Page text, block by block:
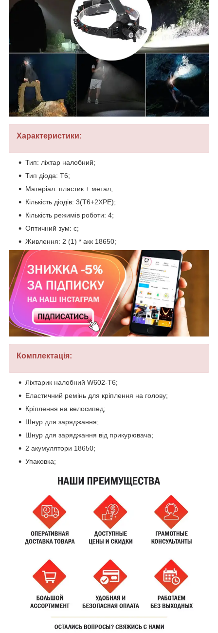
Характеристики:
Тип: ліхтар налобний;
Тип діода: T6;
Матеріал: пластик + метал;
Кількість діодів: 3(T6+2XPE);
Кількість режимів роботи: 4;
Оптичний зум: є;
Живлення: 2 (1) * акк 18650;
Комплектація:
Ліхтарик налобний W602-T6;
Еластичний ремінь для кріплення на голову;
Кріплення на велосипед;
Шнур для заряджання;
Шнур для заряджання від прикурювача;
2 акумулятори 18650;
Упаковка;